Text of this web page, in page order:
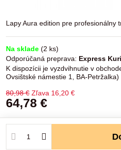
Lapy Aura edition pre profesionálny
Na sklade (2 ks)
Express
Ovsištské námestie 1, BA-Petržalka)
80,98 € Zľava 16,20 €
64,78 €